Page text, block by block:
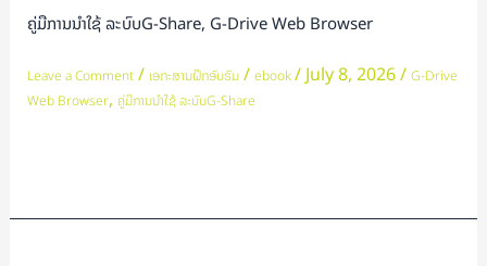
ຄູ່ມືການນຳໃຊ້ ລະບົບG-Share, G-Drive Web Browser
Leave a Comment / ເອກະສານຝຶກອົບຮົມ/ ebook/July 8, 2026/ G-Drive
Web Browser, ຄູ່ມືການນຳໃຊ້ ລະບົບG-Share
ນຳ
ໃຊ້
ລະບົບG-
Share,
Browser